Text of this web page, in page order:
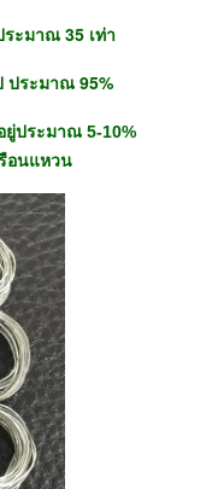
ะมาณ 35 เท่า
ประมาณ 95%
ยู่ประมาณ 5-10%
อนแหวน